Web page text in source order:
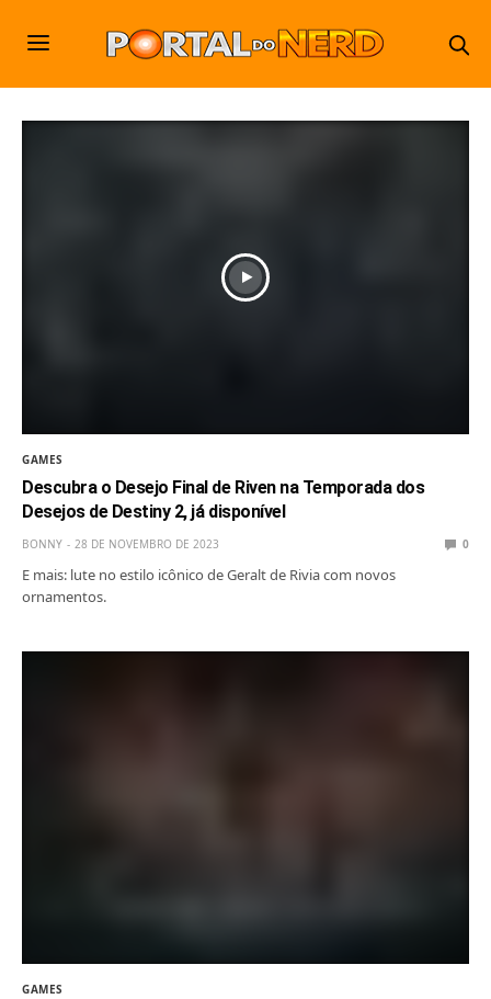
GAMES
Descubra o Desejo Final de Riven na Temporada dos
Desejos de Destiny 2, já disponível
BONNY 28 DE NOVEMBRO DE 2023 0
E mais: lute no estilo icônico de Geralt de Rivia com novos
ornamentos.
GAMES